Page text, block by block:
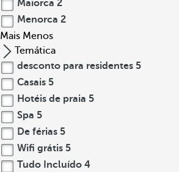
Maiorca 2
Menorca 2
Mais Menos
Temática
desconto para residentes 5
Casais 5
Hotéis de praia 5
Spa 5
De férias 5
Wifi grátis 5
Tudo Incluído 4